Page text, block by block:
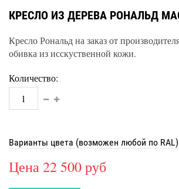
КРЕСЛО ИЗ ДЕРЕВА РОНАЛЬД
Кресло Рональд на заказ от
обивка из исскуственной кожи.
Количество:
Варианты цвета (возможен любой по
Цена22 500 руб